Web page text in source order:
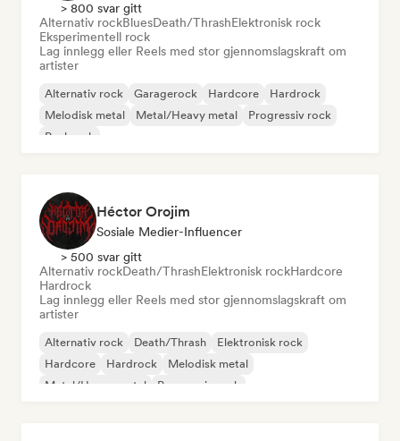
> 800 svar gitt
Alternativ rockBluesDeath/ThrashElektronisk rock
Eksperimentell rock
Lag innlegg eller Reels med stor gjennomslagskraft om
artister
Alternativ rock Garagerock Hardcore
Hardrock
Melodisk metal
Metal/Heavy metal
Progressiv rock
Punkrock
Héctor Orojim
Sosiale Medier-Influencer
> 500 svar gitt
Alternativ rockDeath/ThrashElektronisk rockHardcore
Hardrock
Lag innlegg eller Reels med stor gjennomslagskraft om
artister
Alternativ rock Death/Thrash
Elektronisk rock
Hardcore
Hardrock
Melodisk metal
Metal/Heavy metal
Progressiv rock